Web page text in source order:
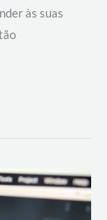
às suas